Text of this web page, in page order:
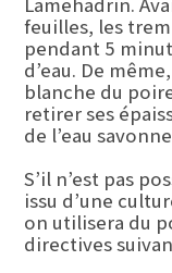
feuilles, les
pendant 5
d’eau. De
blanche du
retirer ses
de l’eau
S’il n’est pas
issu d’une
on utilisera du
directives